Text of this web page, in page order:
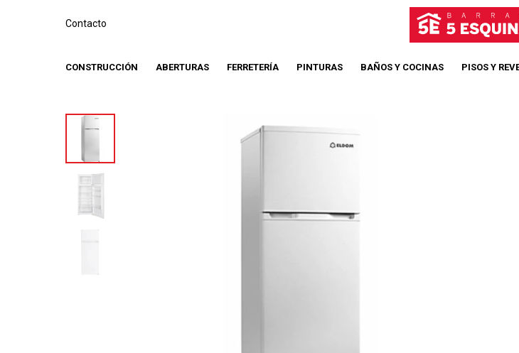
CONSTRUCCIÓN ABERTURAS FERRETERÍA PINTURAS BAÑOS Y COCINAS PISOS Y
Contacto